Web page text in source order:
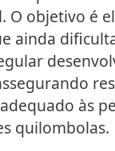
O objetivo é
ainda
às
quilombolas.